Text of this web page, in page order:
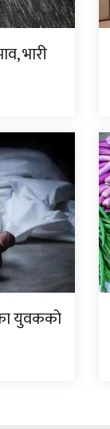
भारी
युवकको